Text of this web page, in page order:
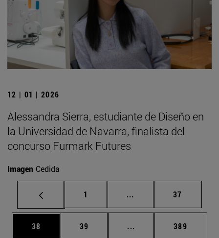
12 | 01 | 2026
Alessandra Sierra, estudiante de Diseño en
la Universidad de Navarra, finalista del
concurso Furmark Futures
Imagen Cedida
Página
1 ... Páginas intermedias
Página
37
Página
38 Página
39 ... Páginas intermedias
Página
389